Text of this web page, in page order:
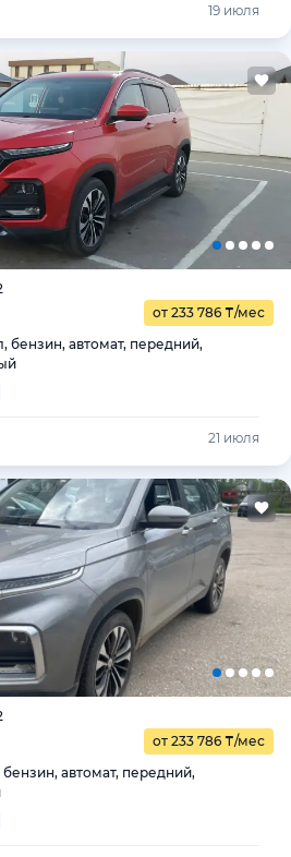
19 июля
от 233 786 ₸/мес
бензин, автомат, передний,
21 июля
от 233 786 ₸/мес
автомат, передний,